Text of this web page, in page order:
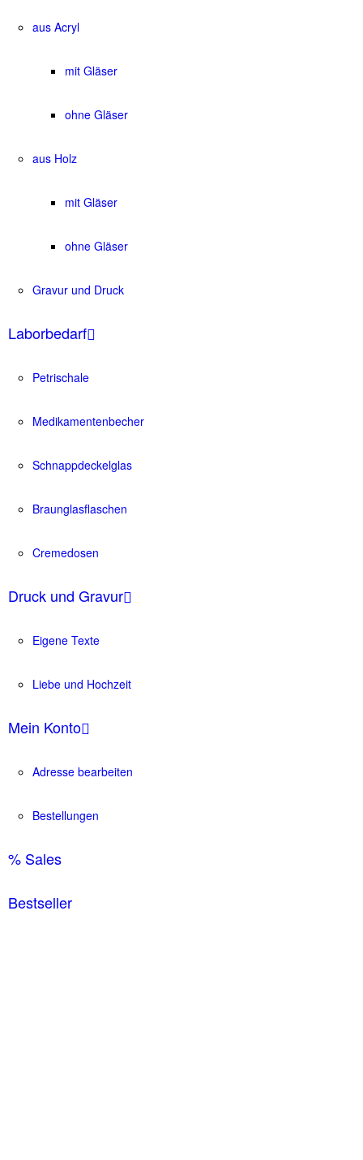
aus Acryl
mit Gläser
ohne Gläser
aus Holz
mit Gläser
ohne Gläser
Gravur und Druck
Laborbedarf
Petrischale
Medikamentenbecher
Schnappdeckelglas
Braunglasflaschen
Cremedosen
Druck und Gravur
Eigene Texte
Liebe und Hochzeit
Mein Konto
Adresse bearbeiten
Bestellungen
% Sales
Bestseller